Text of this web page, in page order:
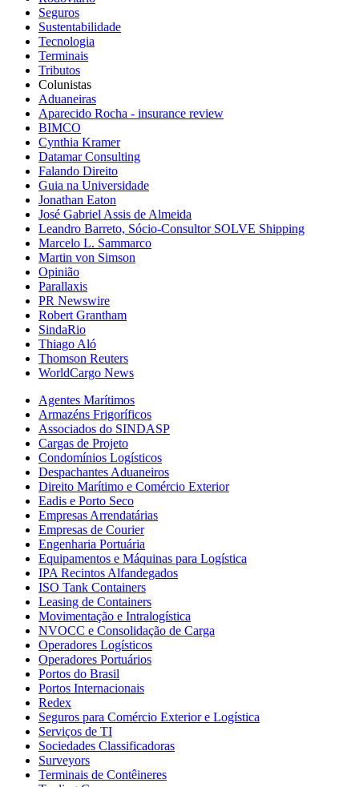
Seguros
Sustentabilidade
Tecnologia
Terminais
Tributos
Colunistas
Aduaneiras
Aparecido Rocha - insurance review
BIMCO
Cynthia Kramer
Datamar Consulting
Falando Direito
Guia na Universidade
Jonathan Eaton
José Gabriel Assis de Almeida
Leandro Barreto, Sócio-Consultor SOLVE Shipping
Marcelo L. Sammarco
Martin von Simson
Opinião
Parallaxis
PR Newswire
Robert Grantham
SindaRio
Thiago Aló
Thomson Reuters
WorldCargo News
Agentes Marítimos
Armazéns Frigoríficos
Associados do SINDASP
Cargas de Projeto
Condomínios Logísticos
Despachantes Aduaneiros
Direito Marítimo e Comércio Exterior
Eadis e Porto Seco
Empresas Arrendatárias
Empresas de Courier
Engenharia Portuária
Equipamentos e Máquinas para Logística
IPA Recintos Alfandegados
ISO Tank Containers
Leasing de Containers
Movimentação e Intralogística
NVOCC e Consolidação de Carga
Operadores Logísticos
Operadores Portuários
Portos do Brasil
Portos Internacionais
Redex
Seguros para Comércio Exterior e Logística
Serviços de TI
Sociedades Classificadoras
Surveyors
Terminais de Contêineres